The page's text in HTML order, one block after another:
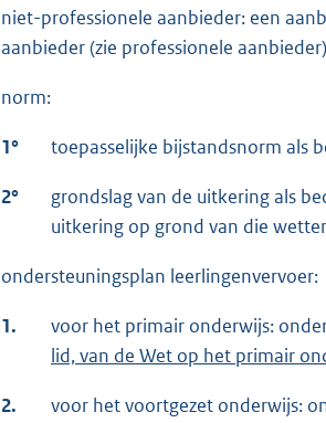
niet-professionele aanbieder: een
aanbieder (zie professionele
norm:
1° toepasselijke bijstandsnorm als
2° grondslag van de uitkering als
uitkering op grond van die
ondersteuningsplan leerlingenvervoer:
1. voor het primair onderwijs:
lid, van de Wet op het primair
2. voor het voortgezet onderwijs: